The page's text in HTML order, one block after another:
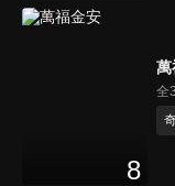
8
萬
全